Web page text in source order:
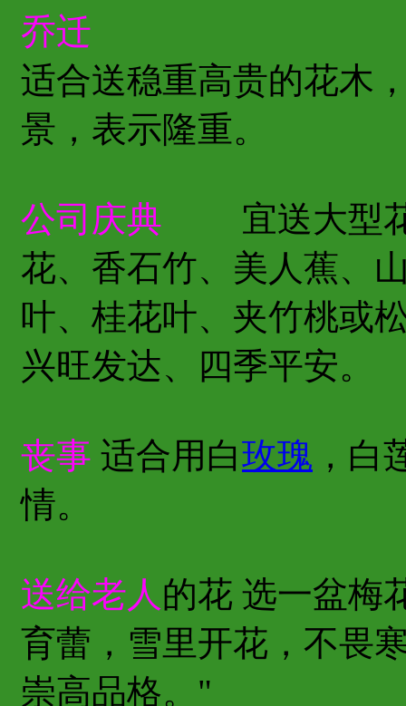
乔迁
适合送稳重高贵的花木
景，表示隆重。
公司庆典
宜送大型花
花、香石竹、美人蕉、
叶、桂花叶、夹竹桃或
兴旺发达、四季平安。
丧事 适合用白玫瑰 ，白
情。
送给老人 的花 选一盆梅
育蕾，雪里开花，不畏
崇高品格。"